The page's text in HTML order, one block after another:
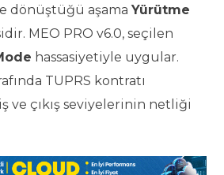
dönüştüğü aşamaYürütme
MEO PRO v6.0, seçilen
hassasiyetiyle uygular.
TUPRS kontratı
ve çıkış seviyelerinin netliği